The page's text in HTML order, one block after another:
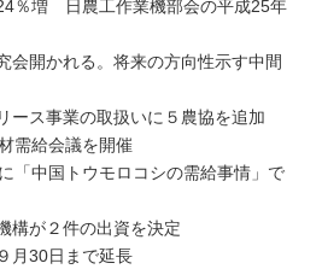
％増 日農工作業機部会の平成25年
会開かれる。将来の方向性示す中間
ース事業の取扱いに５農協を追加
需給会議を開催
「中国トウモロコシの需給事情」で
構が２件の出資を決定
月30日まで延長